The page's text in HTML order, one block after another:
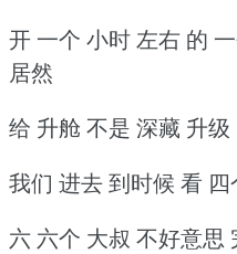
开 一个 小时 左右 的
居然
给 升舱 不是 深藏 升
我们 进去 到时候 看
六 六个 大叔 不好意思